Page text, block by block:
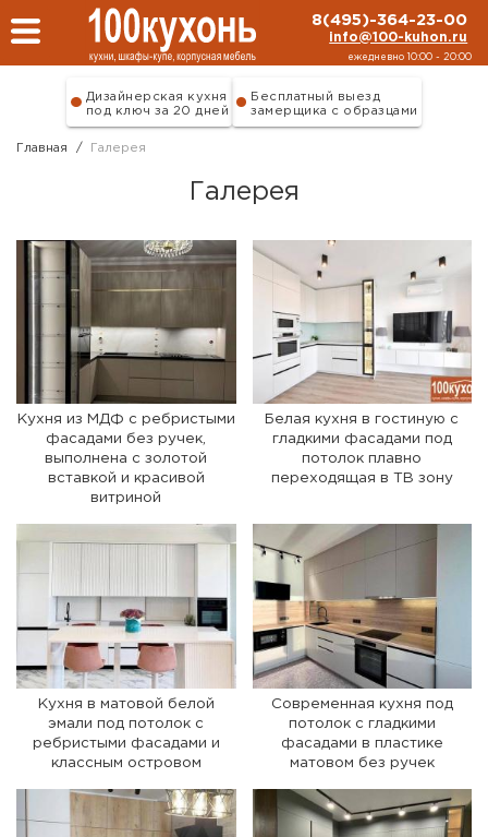
Перейти к основному содержанию
8(495)-364-23-00
info@100-kuhon.ru
ежедневно 10:00 - 20:00
Дизайнерская кухня
под ключ за 20 дней
Бесплатный выезд
замерщика с образцами
Главная / Галерея
Галерея
Кухня из МДФ с ребристыми
фасадами без ручек,
выполнена с золотой
вставкой и красивой
витриной
Белая кухня в гостиную с
гладкими фасадами под
потолок плавно
переходящая в ТВ зону
Кухня в матовой белой
эмали под потолок с
ребристыми фасадами и
классным островом
Современная кухня под
потолок с гладкими
фасадами в пластике
матовом без ручек